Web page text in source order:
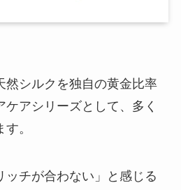
然シルクを独自の黄金比率
アシリーズとして、多く
。
ッチが合わない」と感じる